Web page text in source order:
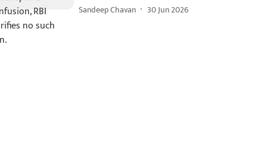
Sandeep Chavan 30 Jun 2026